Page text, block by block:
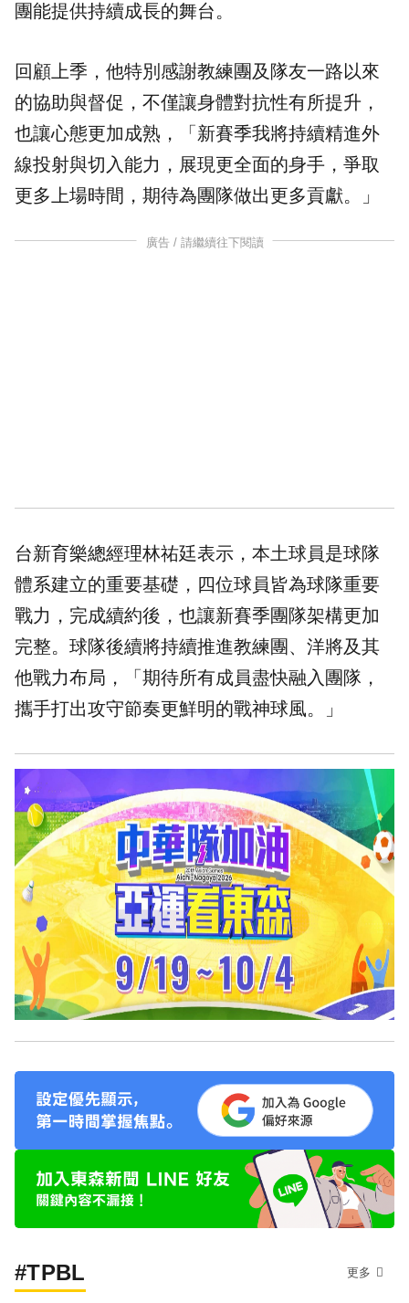
團能提供持續成長的舞台。
回顧上季，他特別感謝教練團及隊友一路以來
的協助與督促，不僅讓身體對抗性有所提升，
也讓心態更加成熟，「新賽季我將持續精進外
線投射與切入能力，展現更全面的身手，爭取
更多上場時間，期待為團隊做出更多貢獻。」
廣告 / 請繼續往下閱讀
台新育樂總經理林祐廷表示，本土球員是球隊
體系建立的重要基礎，四位球員皆為球隊重要
戰力，完成續約後，也讓新賽季團隊架構更加
完整。球隊後續將持續推進教練團、洋將及其
他戰力布局，「期待所有成員盡快融入團隊，
攜手打出攻守節奏更鮮明的戰神球風。」
#TPBL 更多